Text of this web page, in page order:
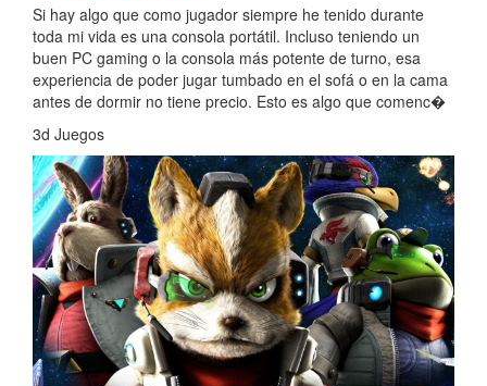
Si hay algo que como jugador siempre he tenido durante
toda mi vida es una consola portátil. Incluso teniendo un
buen PC gaming o la consola más potente de turno, esa
experiencia de poder jugar tumbado en el sofá o en la cama
antes de dormir no tiene precio. Esto es algo que comenc�
3d Juegos